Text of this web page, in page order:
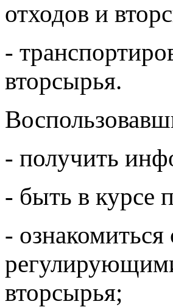
отходов и
-
вторсырья.
- получить
- быть в курсе
-
вторсырья;